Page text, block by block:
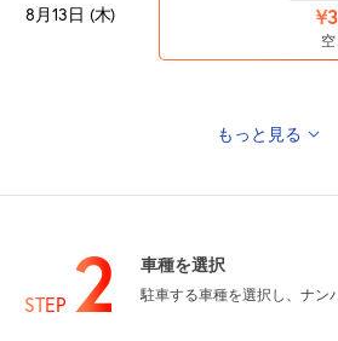
8月13日 (木)
空
8月15日 (土)
もっと見る
STEP 2 車種を選択
駐車する車種を選択し、ナン